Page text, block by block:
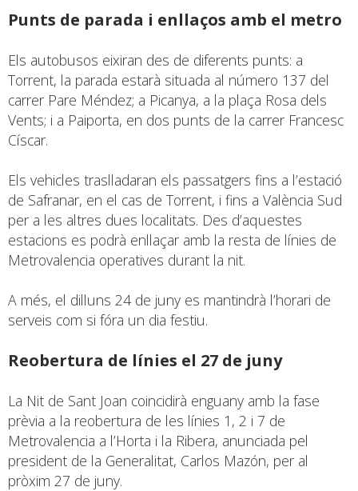
Punts de parada i enllaços amb el metro
Els autobusos eixiran des de diferents punts: a
Torrent, la parada estarà situada al número 137 del
carrer Pare Méndez; a Picanya, a la plaça Rosa dels
Vents; i a Paiporta, en dos punts de la carrer Francesc
Císcar.
Els vehicles traslladaran els passatgers fins a l’estació
de Safranar, en el cas de Torrent, i fins a València Sud
per a les altres dues localitats. Des d’aquestes
estacions es podrà enllaçar amb la resta de línies de
Metrovalencia operatives durant la nit.
A més, el dilluns 24 de juny es mantindrà l’horari de
serveis com si fóra un dia festiu.
Reobertura de línies el 27 de juny
La Nit de Sant Joan coincidirà enguany amb la fase
prèvia a la reobertura de les línies 1, 2 i 7 de
Metrovalencia a l’Horta i la Ribera, anunciada pel
president de la Generalitat, Carlos Mazón, per al
pròxim 27 de juny.